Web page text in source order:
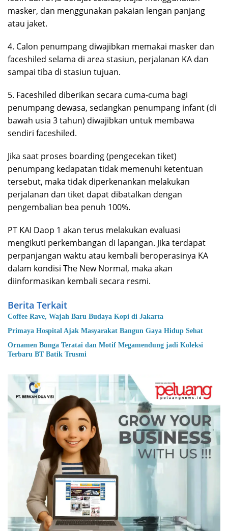
masker, dan menggunakan pakaian lengan panjang
atau jaket.
4. Calon penumpang diwajibkan memakai masker dan
faceshiled selama di area stasiun, perjalanan KA dan
sampai tiba di stasiun tujuan.
5. Faceshiled diberikan secara cuma-cuma bagi
penumpang dewasa, sedangkan penumpang infant (di
bawah usia 3 tahun) diwajibkan untuk membawa
sendiri faceshiled.
Jika saat proses boarding (pengecekan tiket)
penumpang kedapatan tidak memenuhi ketentuan
tersebut, maka tidak diperkenankan melakukan
perjalanan dan tiket dapat dibatalkan dengan
pengembalian bea penuh 100%.
PT KAI Daop 1 akan terus melakukan evaluasi
mengikuti perkembangan di lapangan. Jika terdapat
perpanjangan waktu atau kembali beroperasinya KA
dalam kondisi The New Normal, maka akan
diinformasikan kembali secara resmi.
Berita Terkait
Coffee Rave, Wajah Baru Budaya Kopi di Jakarta
Primaya Hospital Ajak Masyarakat Bangun Gaya Hidup Sehat
Ornamen Bunga Teratai dan Motif Megamendung jadi Koleksi
Terbaru BT Batik Trusmi